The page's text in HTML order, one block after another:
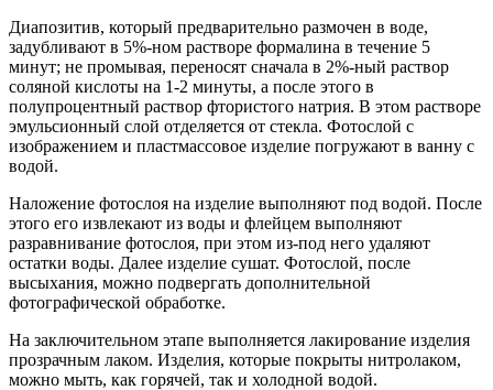
Диапозитив, который предварительно размочен в воде,
задубливают в 5%-ном растворе формалина в течение 5
минут; не промывая, переносят сначала в 2%-ный раствор
соляной кислоты на 1-2 минуты, а после этого в
полупроцентный раствор фтористого натрия. В этом растворе
эмульсионный слой отделяется от стекла. Фотослой с
изображением и пластмассовое изделие погружают в ванну с
водой.
Наложение фотослоя на изделие выполняют под водой. После
этого его извлекают из воды и флейцем выполняют
разравнивание фотослоя, при этом из-под него удаляют
остатки воды. Далее изделие сушат. Фотослой, после
высыхания, можно подвергать дополнительной
фотографической обработке.
На заключительном этапе выполняется лакирование изделия
прозрачным лаком. Изделия, которые покрыты нитролаком,
можно мыть, как горячей, так и холодной водой.